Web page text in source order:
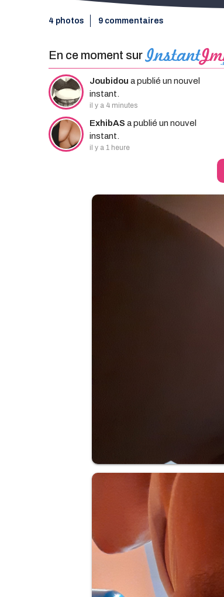
4 photos 9 commentaires
En ce moment sur
Joubidou a publié un nouvel
instant.
il y a 4 minutes
ExhibAS a publié un nouvel
instant.
il y a 1 heure